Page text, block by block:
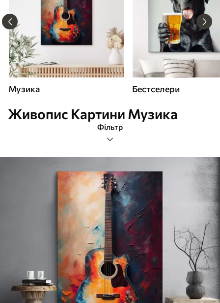
Музика Бестселери
Живопис Картини Музика
Фільтр
живопис
Формат зображення
Картини Музика
Найпопулярніші
Очистити фільтр